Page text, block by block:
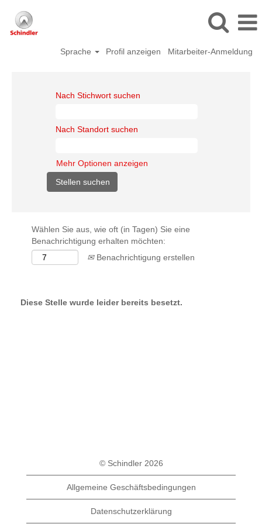
Sprache Profil anzeigen Mitarbeiter-Anmeldung
Nach Stichwort suchen
Nach Standort suchen
Mehr Optionen anzeigen
Wählen Sie aus, wie oft (in Tagen) Sie eine
Benachrichtigung erhalten möchten:
Benachrichtigung erstellen
Diese Stelle wurde leider bereits besetzt.
© Schindler 2026
Allgemeine Geschäftsbedingungen
Datenschutzerklärung